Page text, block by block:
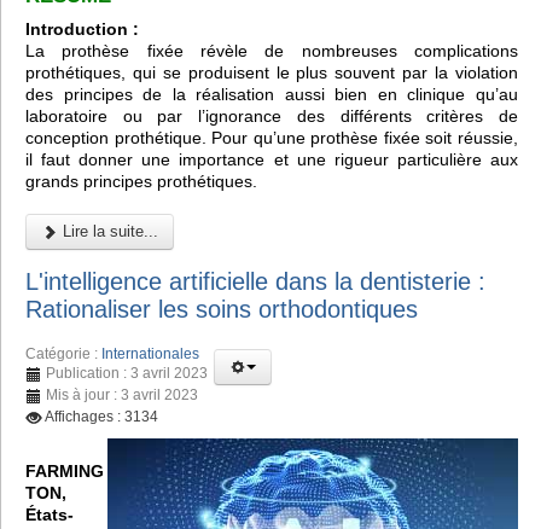
Introduction :
La prothèse fixée révèle de nombreuses complications
prothétiques, qui se produisent le plus souvent par la violation
des principes de la réalisation aussi bien en clinique qu’au
laboratoire ou par l’ignorance des différents critères de
conception prothétique. Pour qu’une prothèse fixée soit réussie,
il faut donner une importance et une rigueur particulière aux
grands principes prothétiques.
Lire la suite...
L'intelligence artificielle dans la dentisterie :
Rationaliser les soins orthodontiques
Catégorie : Internationales
Publication : 3 avril 2023
Mis à jour : 3 avril 2023
Affichages : 3134
FARMING
TON,
États-